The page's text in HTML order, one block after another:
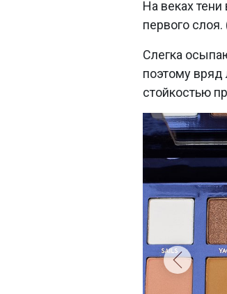
На веках
первого слоя.
Слегка
поэтому вряд
стойкостью